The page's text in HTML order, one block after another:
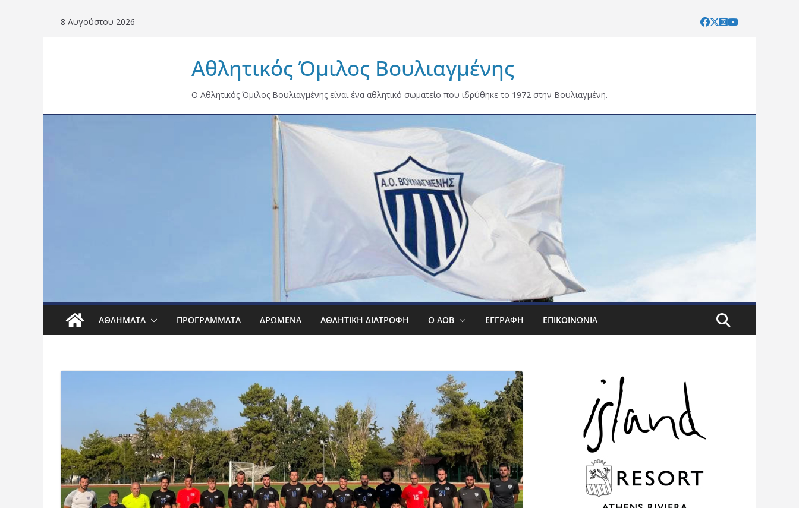
8 Αυγούστου 2026
Αθλητικός Όμιλος Βουλιαγμένης
Ο Αθλητικός Όμιλος Βουλιαγμένης είναι ένα αθλητικό σωματείο που ιδρύθηκε το 1972 στην Βουλιαγμένη.
ΑΘΛΉΜΑΤΑ ΠΡΟΓΡΆΜΜΑΤΑ ΔΡΩΜΕΝΑ ΑΘΛΗΤΙΚΉ ΔΙΑΤΡΟΦΉ Ο ΑΟΒ ΕΓΓΡΑΦΉ ΕΠΙΚΟΙΝΩΝΊΑ